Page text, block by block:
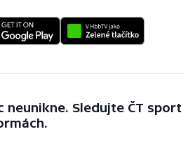
neunikne. Sledujte ČT sport